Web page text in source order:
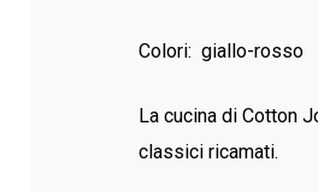
Colori: giallo-rosso
La cucina di Cotton
classici ricamati.